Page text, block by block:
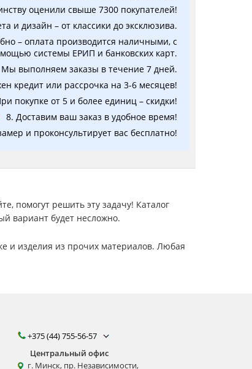
оценили свыше 7300 покупателей!
и дизайн – от классики до эксклюзива.
– оплата производится наличными, с
системы ЕРИП и банковских карт.
Мы выполняем заказы в течение 7 дней.
кредит или рассрочка на 3-6 месяцев!
покупке от 5 и более единиц – скидки!
8. Доставим ваш заказ в удобное время!
и проконсультирует вас бесплатно!
помогут решить эту задачу! Каталог
вариант будет несложно.
и изделия из прочих материалов. Любая
+375 (44) 755-56-57
Центральный офис
г. Минск, пр. Независимости,